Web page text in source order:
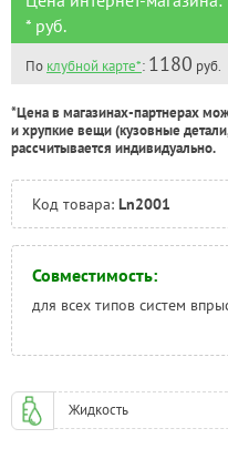
Тюмень:
Челябинск:
* руб.
По клубной карте*: 1180 руб.
*Цена в магазинах-партнерах
и хрупкие вещи (кузовные
рассчитывается индивидуально.
Код товара: Ln2001
Совместимость:
для всех типов систем
Жидкость